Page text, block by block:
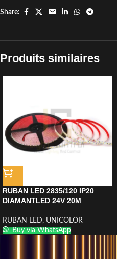
Share:
Produits similaires
RUBAN LED 2835/120 IP20
DIAMANTLED 24V 20M
RUBAN LED, UNICOLOR
Buy via WhatsApp